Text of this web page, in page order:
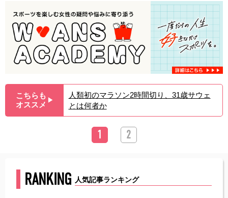
こちらも
オススメ ▶︎
人類初のマラソン2時間切り、31歳サウェ
とは何者か
1 2
RANKING 人気記事ランキング